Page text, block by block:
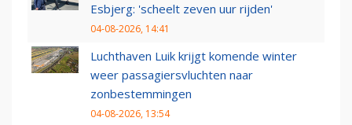
Esbjerg: 'scheelt zeven uur rijden'
04-08-2026, 14:41
Luchthaven Luik krijgt komende winter
weer passagiersvluchten naar
zonbestemmingen
04-08-2026, 13:54